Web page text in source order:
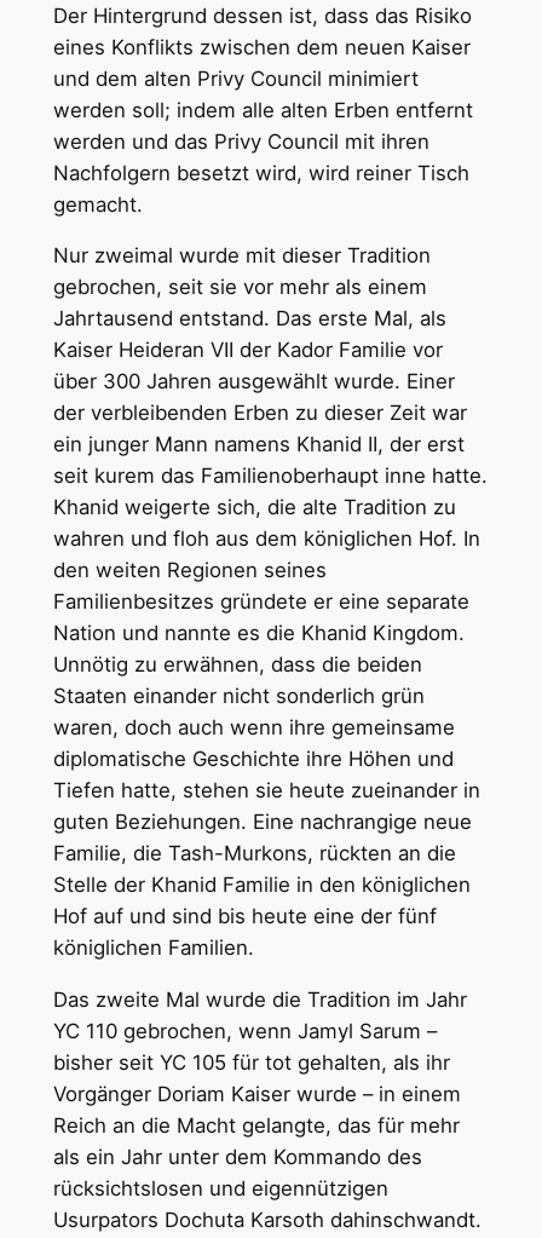
Der Hintergrund dessen ist, dass das Risiko
eines Konflikts zwischen dem neuen Kaiser
und dem alten Privy Council minimiert
werden soll; indem alle alten Erben entfernt
werden und das Privy Council mit ihren
Nachfolgern besetzt wird, wird reiner Tisch
gemacht.
Nur zweimal wurde mit dieser Tradition
gebrochen, seit sie vor mehr als einem
Jahrtausend entstand. Das erste Mal, als
Kaiser Heideran VII der Kador Familie vor
über 300 Jahren ausgewählt wurde. Einer
der verbleibenden Erben zu dieser Zeit war
ein junger Mann namens Khanid II, der erst
seit kurem das Familienoberhaupt inne hatte.
Khanid weigerte sich, die alte Tradition zu
wahren und floh aus dem königlichen Hof. In
den weiten Regionen seines
Familienbesitzes gründete er eine separate
Nation und nannte es die Khanid Kingdom.
Unnötig zu erwähnen, dass die beiden
Staaten einander nicht sonderlich grün
waren, doch auch wenn ihre gemeinsame
diplomatische Geschichte ihre Höhen und
Tiefen hatte, stehen sie heute zueinander in
guten Beziehungen. Eine nachrangige neue
Familie, die Tash-Murkons, rückten an die
Stelle der Khanid Familie in den königlichen
Hof auf und sind bis heute eine der fünf
königlichen Familien.
Das zweite Mal wurde die Tradition im Jahr
YC 110 gebrochen, wenn Jamyl Sarum –
bisher seit YC 105 für tot gehalten, als ihr
Vorgänger Doriam Kaiser wurde – in einem
Reich an die Macht gelangte, das für mehr
als ein Jahr unter dem Kommando des
rücksichtslosen und eigennützigen
Usurpators Dochuta Karsoth dahinschwandt.